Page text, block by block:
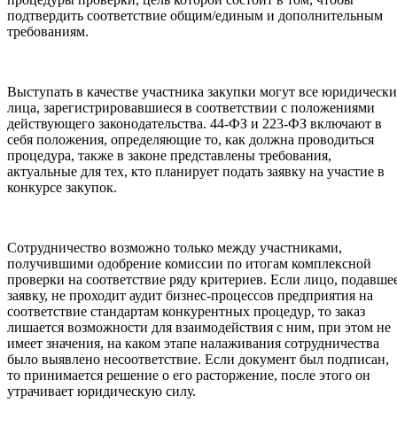
подтвердить соответствие общим/единым и дополнительным
требованиям.
Выступать в качестве участника закупки могут все
лица, зарегистрировавшиеся в соответствии с положениями
действующего законодательства. 44-ФЗ и 223-ФЗ включают в
себя положения, определяющие то, как должна проводиться
процедура, также в законе представлены требования,
актуальные для тех, кто планирует подать заявку на участие в
конкурсе закупок.
Сотрудничество возможно только между участниками,
получившими одобрение комиссии по итогам комплексной
проверки на соответствие ряду критериев. Если лицо,
заявку, не проходит аудит бизнес-процессов предприятия на
соответствие стандартам конкурентных процедур, то заказ
лишается возможности для взаимодействия с ним, при этом не
имеет значения, на каком этапе налаживания сотрудничества
было выявлено несоответствие. Если документ был подписан,
то принимается решение о его расторжение, после этого он
утрачивает юридическую силу.